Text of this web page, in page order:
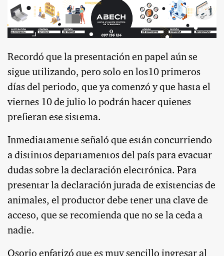
Recordó que la presentación en papel aún se
sigue utilizando, pero solo en los10 primeros
días del periodo, que ya comenzó y que hasta el
viernes 10 de julio lo podrán hacer quienes
prefieran ese sistema.
Inmediatamente señaló que están concurriendo
a distintos departamentos del país para evacuar
dudas sobre la declaración electrónica. Para
presentar la declaración jurada de existencias de
animales, el productor debe tener una clave de
acceso, que se recomienda que no se la ceda a
nadie.